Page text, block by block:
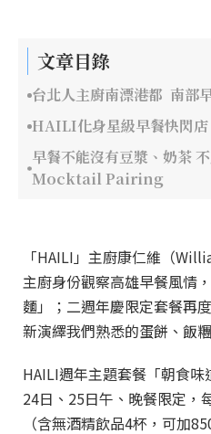
文章目錄
台北人主廚南漂港都 南部
HAILI化身星級早餐快閃
早餐不能沒有豆漿、奶茶
Mocktail Pairing
「HAILI」主廚康仁維（
主廚身份觀察高雄早餐風情
麵」；二週年慶限定套餐再
新演繹我們熟悉的蛋餅、飯
HAILI週年主題套餐「朝食
24日、25日午、晚餐限定，
（含無酒精飲品4杯，可加